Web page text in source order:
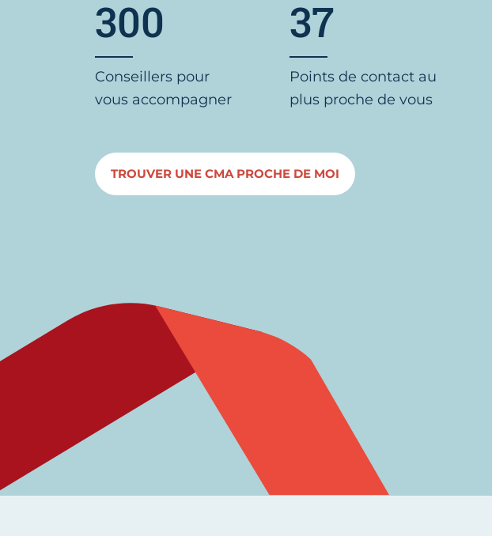
300
Conseillers pour
vous accompagner
37
Points de contact au
plus proche de vous
TROUVER UNE CMA PROCHE DE MOI